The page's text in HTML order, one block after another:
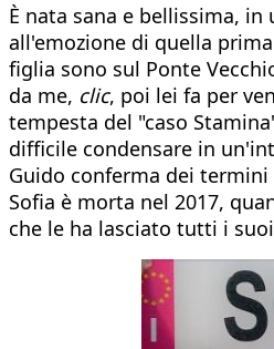
È nata sana e bellissima,
all'emozione di quella
figlia sono sul Ponte
da me, clic, poi lei fa per
tempesta del "caso
difficile condensare in
Guido conferma dei
Sofia è morta nel 2017,
che le ha lasciato tutti i